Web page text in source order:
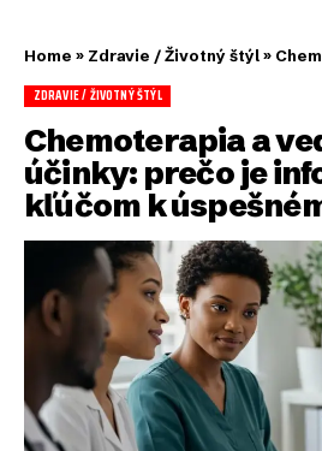
Home » Zdravie / Životný štýl» Chemoterapia a
ZDRAVIE / ŽIVOTNÝ ŠTÝL
Chemoterapia a
účinky: prečo je
kľúčom k